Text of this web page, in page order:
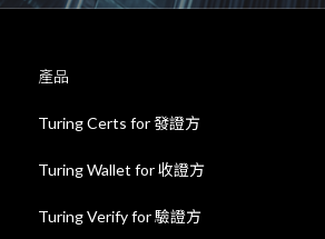
產品
Turing Certs for 發證方
Turing Wallet for 收證方
Turing Verify for 驗證方